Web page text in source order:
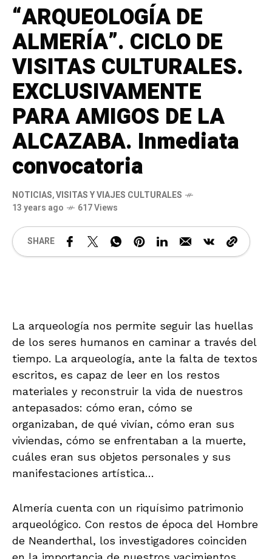
“ARQUEOLOGÍA DE
ALMERÍA”. CICLO DE
VISITAS CULTURALES.
EXCLUSIVAMENTE
PARA AMIGOS DE LA
ALCAZABA. Inmediata
convocatoria
NOTICIAS,VISITAS Y VIAJES CULTURALES
13 years ago
617 Views
SHARE
La arqueología nos permite seguir las huellas
de los seres humanos en caminar a través del
tiempo. La arqueología, ante la falta de textos
escritos, es capaz de leer en los restos
materiales y reconstruir la vida de nuestros
antepasados: cómo eran, cómo se
organizaban, de qué vivían, cómo eran sus
viviendas, cómo se enfrentaban a la muerte,
cuáles eran sus objetos personales y sus
manifestaciones artística…
Almería cuenta con un riquísimo patrimonio
arqueológico. Con restos de época del Hombre
de Neanderthal, los investigadores coinciden